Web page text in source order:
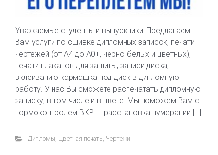
Уважаемые студенты и выпускники! Предлагаем
Вам услуги по сшивке дипломных записок, печати
чертежей (от А4 до А0+, черно-белых и цветных),
печати плакатов для защиты, записи диска,
вклеиванию кармашка под диск в дипломную
работу. У нас Вы сможете распечатать дипломную
записку, в том числе и в цвете. Мы поможем Вам с
нормоконтролем ВКР — расстановка нумерации […]
Дипломы Цветная печать Чертежи